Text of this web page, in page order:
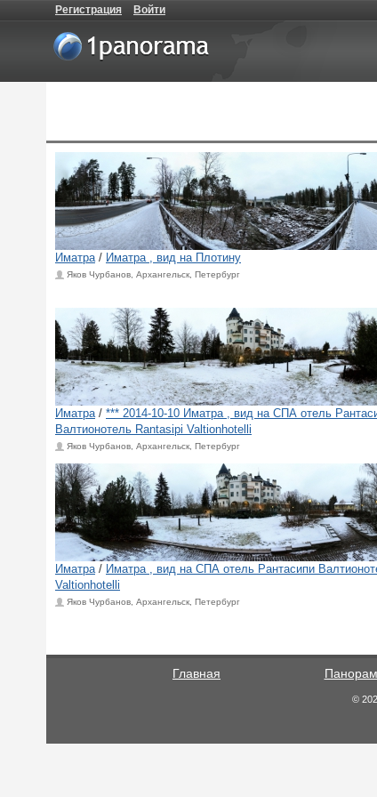
Регистрация Войти
Иматра/ Иматра , вид на Плотину
Яков Чурбанов, Архангельск, Петербург
Иматра/ *** 2014-10-10 Иматра , вид на СПА отель
Валтионотель Rantasipi Valtionhotelli
Яков Чурбанов, Архангельск, Петербург
Иматра/ Иматра , вид на СПА отель Рантасипи
Valtionhotelli
Яков Чурбанов, Архангельск, Петербург
Главная
©